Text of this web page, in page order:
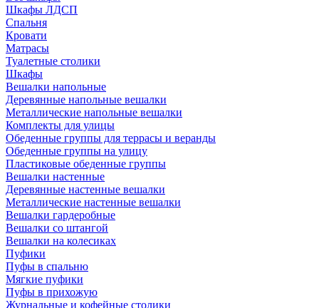
Шкафы ЛДСП
Спальня
Кровати
Матрасы
Туалетные столики
Шкафы
Вешалки напольные
Деревянные напольные вешалки
Металлические напольные вешалки
Комплекты для улицы
Обеденные группы для террасы и веранды
Обеденные группы на улицу
Пластиковые обеденные группы
Вешалки настенные
Деревянные настенные вешалки
Металлические настенные вешалки
Вешалки гардеробные
Вешалки со штангой
Вешалки на колесиках
Пуфики
Пуфы в спальню
Мягкие пуфики
Пуфы в прихожую
Журнальные и кофейные столики